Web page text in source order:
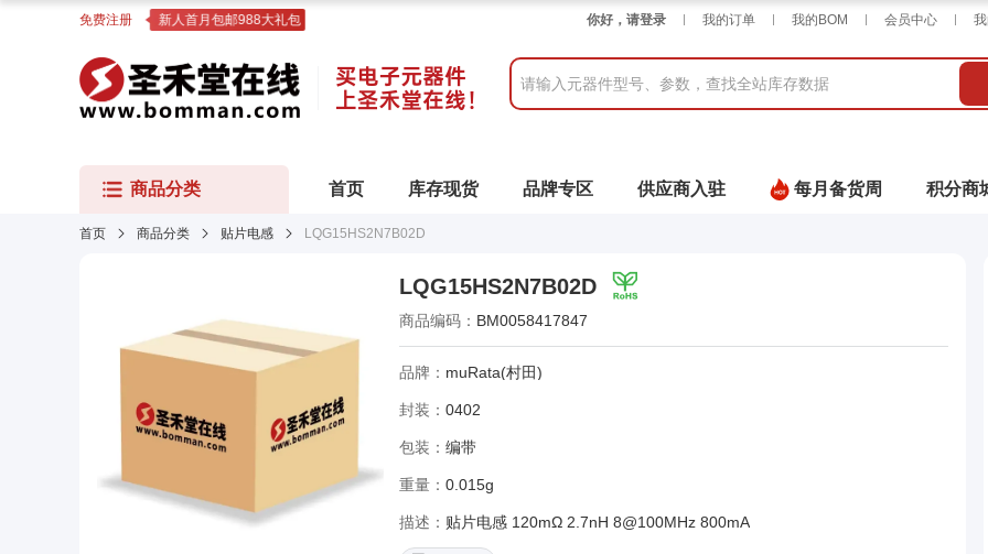
免费注册 新人首月包邮988大礼包 你好，请登录 我的订单 我的BOM 会员中心
商品分类 首页 库存现货 品牌专区 供应商入驻 每月备货周 积分商
首页 商品分类 贴片电感 LQG15HS2N7B02D
LQG15HS2N7B02D
商品编码： BM0058417847
品牌： muRata(村田)
封装： 0402
包装： 编带
重量： 0.015g
描述： 贴片电感 120mΩ 2.7nH 8@100MHz 800mA